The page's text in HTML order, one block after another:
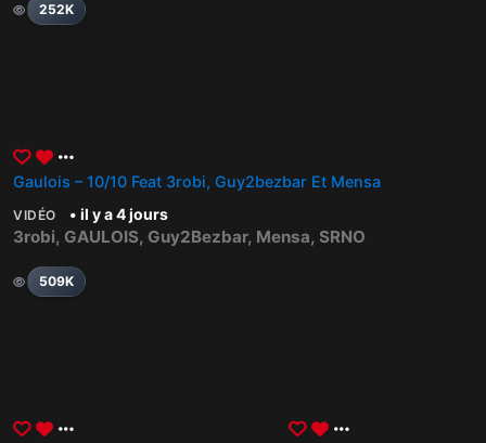
252K
Gaulois – 10/10 Feat 3robi, Guy2bezbar Et Mensa
VIDÉO • il y a 4 jours
3robi, GAULOIS, Guy2Bezbar, Mensa, SRNO
509K